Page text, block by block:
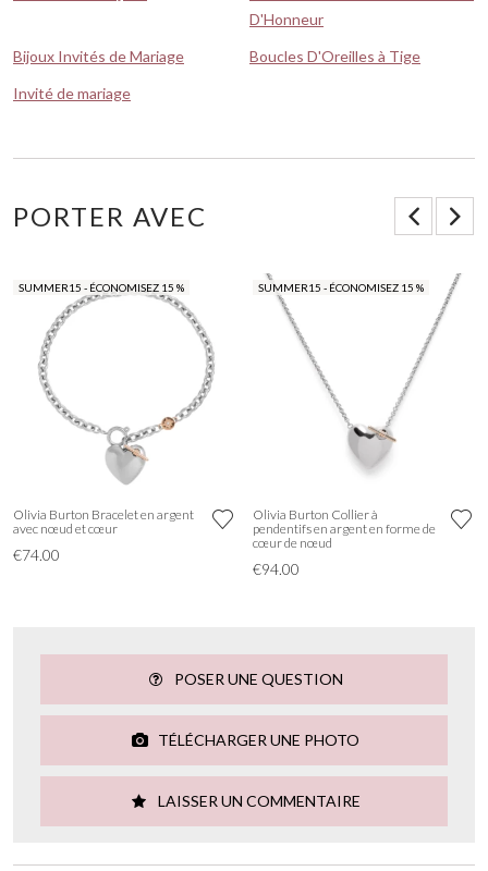
D'Honneur
Bijoux Invités de Mariage
Boucles D'Oreilles à Tige
Invité de mariage
PORTER AVEC
SUMMER15 - ÉCONOMISEZ 15 %
Olivia Burton Bracelet en argent
avec nœud et cœur
€74.00
SUMMER15 - ÉCONOMISEZ 15 %
Olivia Burton Collier à
pendentifs en argent en forme de
cœur de nœud
€94.00
POSER UNE QUESTION
TÉLÉCHARGER UNE PHOTO
LAISSER UN COMMENTAIRE